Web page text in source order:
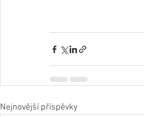
Nejnovější příspěvky